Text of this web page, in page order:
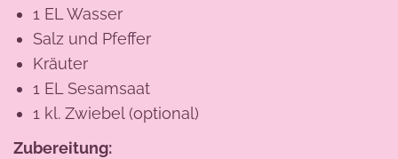
1 EL Wasser
Salz und Pfeffer
Kräuter
1 EL Sesamsaat
1 kl. Zwiebel (optional)
Zubereitung: